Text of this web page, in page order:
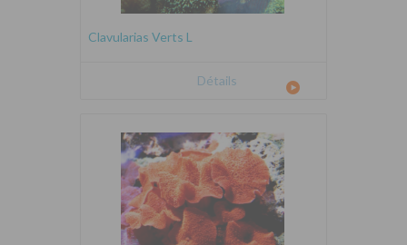
Clavularias Verts L
Détails